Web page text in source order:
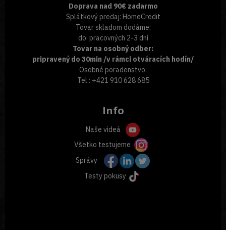
Doprava nad 90€ zadarmo
Splátkový predaj: HomeCredit
Tovar skladom dodáme:
do pracovných 2-3 dní
Tovar na osobný odber:
pripravený do 30min /v rámci otváracích hodín/
Osobné poradenstvo:
Tel.: +421 910 628 685
Info
Naše videá
Všetko testujeme
Správy
Testy pokusy